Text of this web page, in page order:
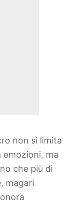
non si limita
emozioni, ma
che più di
magari